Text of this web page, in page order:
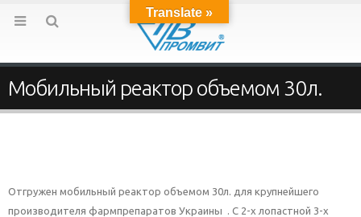
Мобильный реактор объемом 30л.
Отгружен мобильный реактор объемом 30л. для крупнейшего
производителя фармпрепаратов Украины . С 2-х лопастной 3-х
Translate »